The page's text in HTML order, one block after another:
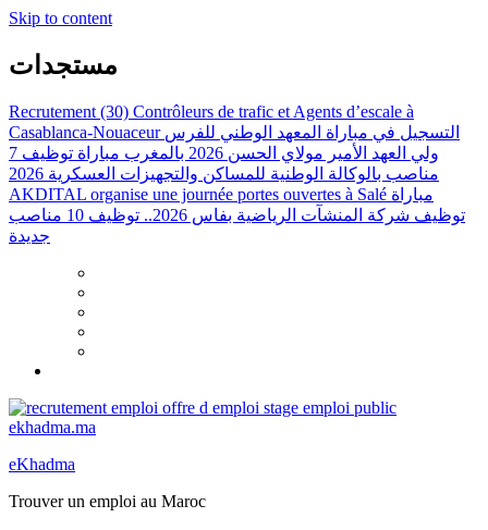
Skip to content
مستجدات
Recrutement (30) Contrôleurs de trafic et Agents d’escale à
Casablanca-Nouaceur التسجيل في مباراة المعهد الوطني للفرس
ولي العهد الأمير مولاي الحسن 2026 بالمغرب
مباراة توظيف 7
مناصب بالوكالة الوطنية للمساكن والتجهيزات العسكرية 2026
AKDITAL organise une journée portes ouvertes à Salé مباراة
توظيف شركة المنشآت الرياضية بفاس 2026.. توظيف 10 مناصب
جديدة
eKhadma
Trouver un emploi au Maroc